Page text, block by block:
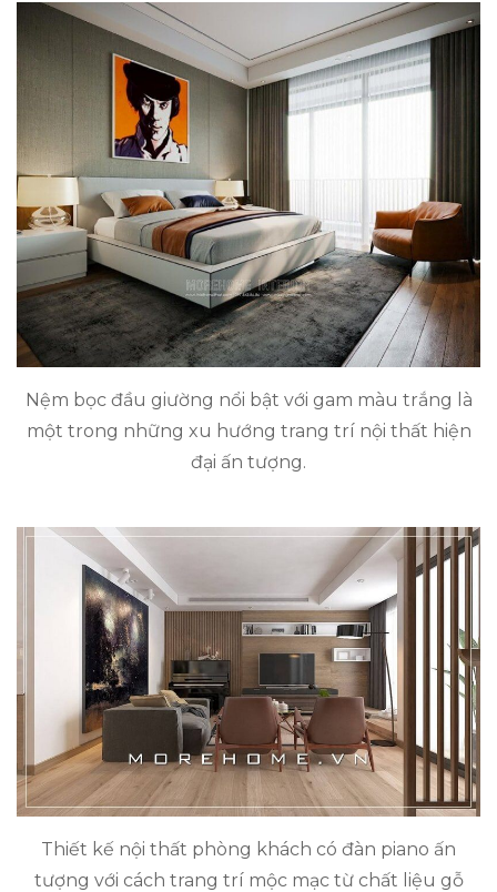
Nệm bọc đầu giường nổi bật với gam màu trắng là
một trong những xu hướng trang trí nội thất hiện
đại ấn tượng.
Thiết kế nội thất phòng khách có đàn piano ấn
tượng với cách trang trí mộc mạc từ chất liệu gỗ